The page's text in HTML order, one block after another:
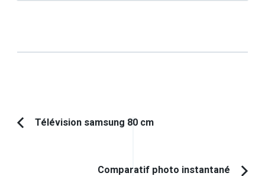
Navigation
Article
Télévision samsung 80 cm
Comparatif photo instantané